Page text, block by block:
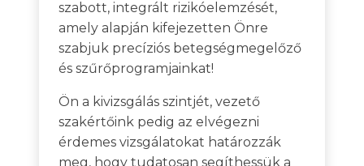
szabott, integrált rizikóelemzését,
amely alapján kifejezetten Önre
szabjuk precíziós betegségmegelőző
és szűrőprogramjainkat!
Ön a kivizsgálás szintjét, vezető
szakértőink pedig az elvégezni
érdemes vizsgálatokat határozzák
meg, hogy tudatosan segíthessük a